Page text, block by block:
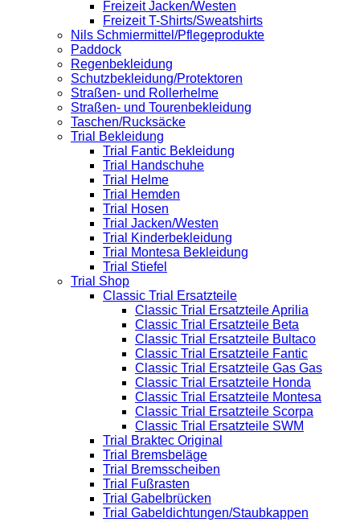
Freizeit Jacken/Westen
Freizeit T-Shirts/Sweatshirts
Nils Schmiermittel/Pflegeprodukte
Paddock
Regenbekleidung
Schutzbekleidung/Protektoren
Straßen- und Rollerhelme
Straßen- und Tourenbekleidung
Taschen/Rucksäcke
Trial Bekleidung
Trial Fantic Bekleidung
Trial Handschuhe
Trial Helme
Trial Hemden
Trial Hosen
Trial Jacken/Westen
Trial Kinderbekleidung
Trial Montesa Bekleidung
Trial Stiefel
Trial Shop
Classic Trial Ersatzteile
Classic Trial Ersatzteile Aprilia
Classic Trial Ersatzteile Beta
Classic Trial Ersatzteile Bultaco
Classic Trial Ersatzteile Fantic
Classic Trial Ersatzteile Gas Gas
Classic Trial Ersatzteile Honda
Classic Trial Ersatzteile Montesa
Classic Trial Ersatzteile Scorpa
Classic Trial Ersatzteile SWM
Trial Braktec Original
Trial Bremsbeläge
Trial Bremsscheiben
Trial Fußrasten
Trial Gabelbrücken
Trial Gabeldichtungen/Staubkappen